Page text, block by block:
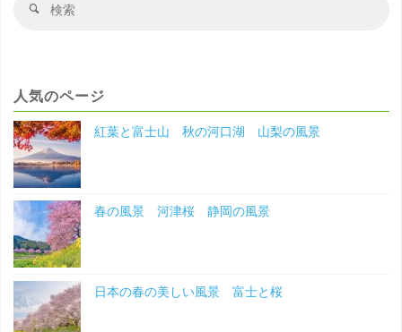
間
島
縄
風
検
人気のページ
紅葉と富士山 秋の河口湖 山梨の風景
春の風景 河津桜 静岡の風景
日本の春の美しい風景 富士と桜